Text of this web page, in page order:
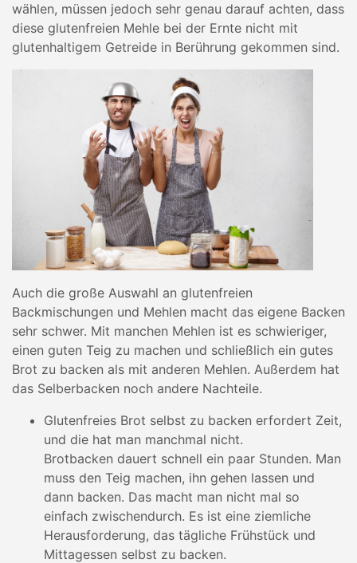
wählen, müssen jedoch sehr genau darauf achten, dass
diese glutenfreien Mehle bei der Ernte nicht mit
glutenhaltigem Getreide in Berührung gekommen sind.
Auch die große Auswahl an glutenfreien
Backmischungen und Mehlen macht das eigene Backen
sehr schwer. Mit manchen Mehlen ist es schwieriger,
einen guten Teig zu machen und schließlich ein gutes
Brot zu backen als mit anderen Mehlen. Außerdem hat
das Selberbacken noch andere Nachteile.
Glutenfreies Brot selbst zu backen erfordert Zeit,
und die hat man manchmal nicht.
Brotbacken dauert schnell ein paar Stunden. Man
muss den Teig machen, ihn gehen lassen und
dann backen. Das macht man nicht mal so
einfach zwischendurch. Es ist eine ziemliche
Herausforderung, das tägliche Frühstück und
Mittagessen selbst zu backen.